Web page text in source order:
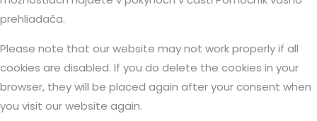
prehliadača.
Please note that our website may not work properly if all
cookies are disabled. If you do delete the cookies in your
browser, they will be placed again after your consent when
you visit our website again.